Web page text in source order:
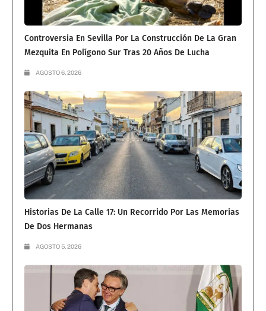
Controversia En Sevilla Por La Construcción De La Gran
Mezquita En Polígono Sur Tras 20 Años De Lucha
AGOSTO 6, 2026
Historias De La Calle 17: Un Recorrido Por Las Memorias
De Dos Hermanas
AGOSTO 5, 2026